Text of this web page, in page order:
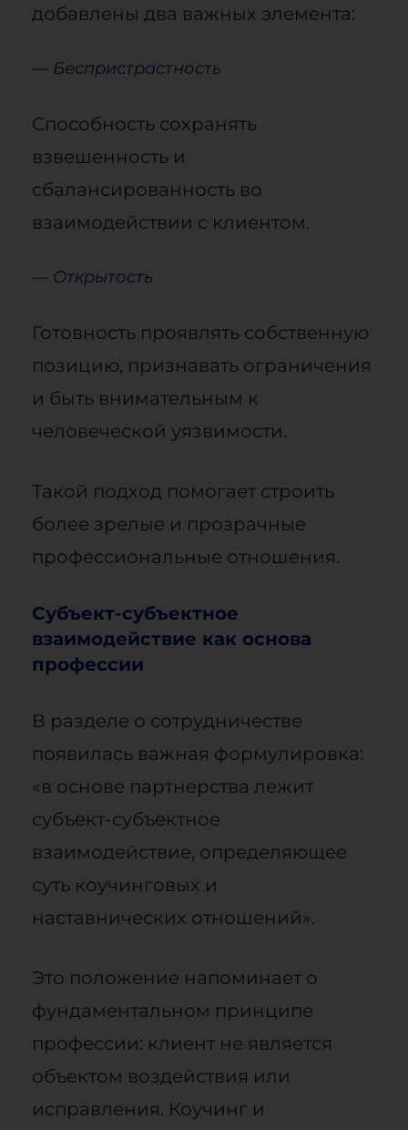
добавлены два важных элемента:
— Беспристрастность
Способность сохранять
взвешенность и
сбалансированность во
взаимодействии с клиентом.
— Открытость
Готовность проявлять собственную
позицию, признавать ограничения
и быть внимательным к
человеческой уязвимости.
Такой подход помогает строить
более зрелые и прозрачные
профессиональные отношения.
Субъект-субъектное
взаимодействие как основа
профессии
В разделе о сотрудничестве
появилась важная формулировка:
«в основе партнерства лежит
субъект-субъектное
взаимодействие, определяющее
суть коучинговых и
наставнических отношений».
Это положение напоминает о
фундаментальном принципе
профессии: клиент не является
объектом воздействия или
исправления. Коучинг и